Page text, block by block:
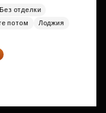
Без отделки
потом
Лоджия